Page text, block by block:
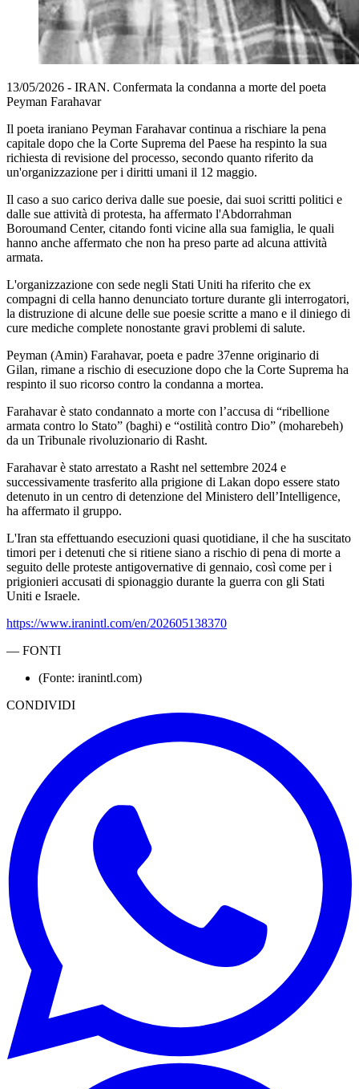
13/05/2026 - IRAN. Confermata la condanna a morte del poeta
Peyman Farahavar
Il poeta iraniano Peyman Farahavar continua a rischiare la pena
capitale dopo che la Corte Suprema del Paese ha respinto la sua
richiesta di revisione del processo, secondo quanto riferito da
un'organizzazione per i diritti umani il 12 maggio.
Il caso a suo carico deriva dalle sue poesie, dai suoi scritti politici e
dalle sue attività di protesta, ha affermato l'Abdorrahman
Boroumand Center, citando fonti vicine alla sua famiglia, le quali
hanno anche affermato che non ha preso parte ad alcuna attività
armata.
L'organizzazione con sede negli Stati Uniti ha riferito che ex
compagni di cella hanno denunciato torture durante gli interrogatori,
la distruzione di alcune delle sue poesie scritte a mano e il diniego di
cure mediche complete nonostante gravi problemi di salute.
Peyman (Amin) Farahavar, poeta e padre 37enne originario di
Gilan, rimane a rischio di esecuzione dopo che la Corte Suprema ha
respinto il suo ricorso contro la condanna a mortea.
Farahavar è stato condannato a morte con l’accusa di “ribellione
armata contro lo Stato” (baghi) e “ostilità contro Dio” (moharebeh)
da un Tribunale rivoluzionario di Rasht.
Farahavar è stato arrestato a Rasht nel settembre 2024 e
successivamente trasferito alla prigione di Lakan dopo essere stato
detenuto in un centro di detenzione del Ministero dell’Intelligence,
ha affermato il gruppo.
L'Iran sta effettuando esecuzioni quasi quotidiane, il che ha suscitato
timori per i detenuti che si ritiene siano a rischio di pena di morte a
seguito delle proteste antigovernative di gennaio, così come per i
prigionieri accusati di spionaggio durante la guerra con gli Stati
Uniti e Israele.
https://www.iranintl.com/en/202605138370
— FONTI
(Fonte: iranintl.com)
CONDIVIDI